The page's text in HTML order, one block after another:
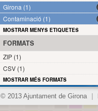
Girona (1)
Contaminació (1)
MOSTRAR MENYS ETIQUETES
FORMATS
ZIP (1)
CSV (1)
MOSTRAR MÉS FORMATS
© 2013 Ajuntament de Girona